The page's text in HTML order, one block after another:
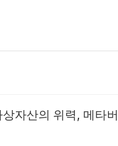
자산의 위력, 메타버